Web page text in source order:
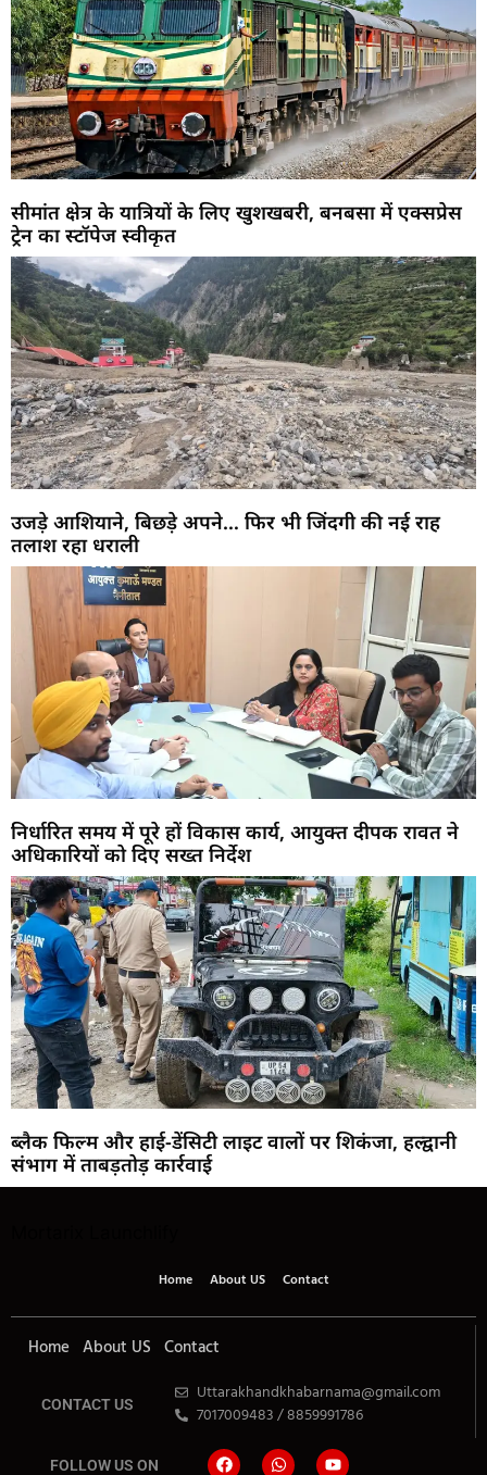
सीमांत क्षेत्र के यात्रियों के लिए खुशखबरी, बनबसा में एक्सप्रेस
ट्रेन का स्टॉपेज स्वीकृत
उजड़े आशियाने, बिछड़े अपने… फिर भी जिंदगी की नई राह
तलाश रहा धराली
निर्धारित समय में पूरे हों विकास कार्य, आयुक्त दीपक रावत ने
अधिकारियों को दिए सख्त निर्देश
ब्लैक फिल्म और हाई-डेंसिटी लाइट वालों पर शिकंजा, हल्द्वानी
संभाग में ताबड़तोड़ कार्रवाई
Home About US Contact
Home About US Contact
CONTACT US
Uttarakhandkhabarnama@gmail.com
7017009483 / 8859991786
FOLLOW US ON